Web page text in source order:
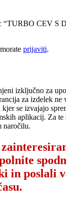
“TURBO CEV S
prijaviti.
izključno za
za izdelek ne
se izvajajo
aplikacij. Za te
naročilu.
in poslali